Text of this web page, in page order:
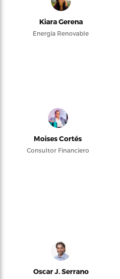
Kiara Gerena
Energía Renovable
Moises Cortés
Consultor Financiero
Oscar J. Serrano